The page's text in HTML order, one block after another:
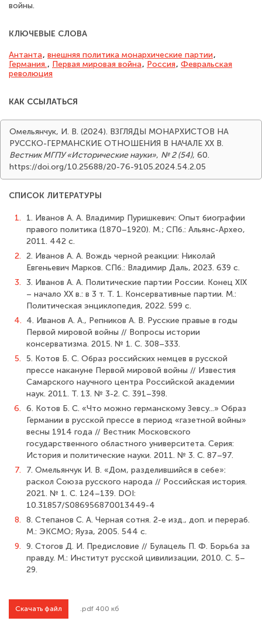
войны.
КЛЮЧЕВЫЕ СЛОВА
Антанта, внешняя политика монархические партии,
Германия., Первая мировая война, Россия, Февральская
революция
КАК ССЫЛАТЬСЯ
Омельянчук, И. В. (2024). ВЗГЛЯДЫ МОНАРХИСТОВ НА
РУССКО-ГЕРМАНСКИЕ ОТНОШЕНИЯ В НАЧАЛЕ ХХ В.
Вестник МГПУ «Исторические науки», № 2 (54), 60.
https://doi.org/10.25688/20-76-9105.2024.54.2.05
СПИСОК ЛИТЕРАТУРЫ
1.
1. Иванов А. А. Владимир Пуришкевич: Опыт биографии
правого политика (1870–1920). М.; СПб.: Альянс-Архео,
2011. 442 с.
2. 2. Иванов А. А. Вождь черной реакции: Николай
Евгеньевич Марков. СПб.: Владимир Даль, 2023. 639 с.
3. 3. Иванов А. А. Политические партии России. Конец XIX
– начало XX в.: в 3 т. Т. 1. Консервативные партии. М.:
Политическая энциклопедия, 2022. 599 с.
4. 4. Иванов А. А., Репников А. В. Русские правые в годы
Первой мировой войны // Вопросы истории
консерватизма. 2015. № 1. С. 308–333.
5. 5. Котов Б. С. Образ российских немцев в русской
прессе накануне Первой мировой войны // Известия
Самарского научного центра Российской академии
наук. 2011. Т. 13. № 3-2. С. 391–398.
6. 6. Котов Б. С. «Что можно германскому Зевсу...» Образ
Германии в русской прессе в период «газетной войны»
весны 1914 года // Вестник Московского
государственного областного университета. Серия:
История и политические науки. 2011. № 3. С. 87–97.
7.
7. Омельянчук И. В. «Дом, разделившийся в себе»:
раскол Союза русского народа // Российская история.
2021. № 1. С. 124–139. DOI:
10.31857/S086956870013449-4
8. 8. Степанов С. А. Черная сотня. 2-е изд., доп. и перераб.
М.: ЭКСМО; Яуза, 2005. 544 с.
9. 9. Стогов Д. И. Предисловие // Булацель П. Ф. Борьба за
правду. М.: Институт русской цивилизации, 2010. С. 5–
29.
Скачать файл .pdf 400 кб